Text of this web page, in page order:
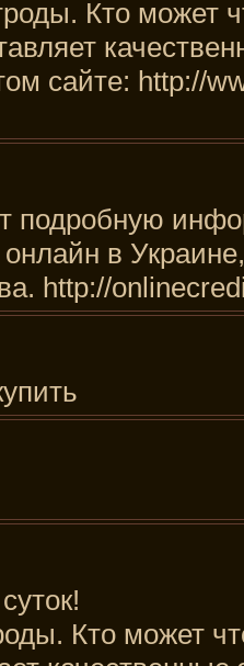
Кто может
сайте: http://
подробную
в
http://
Кто может